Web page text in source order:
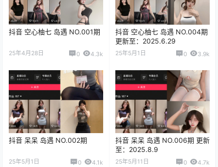
抖音 空心柚七 岛遇 NO.001期
25年4月28日 0 4.3k
抖音 空心柚七 岛遇 NO.004期
更新至：2025.6.29
25年5月1日 0 3.9k
抖音 呆呆 岛遇 NO.002期
25年5月1日 0 4.1k
抖音 呆呆 岛遇 NO.006期 更新
至：2025.8.9
25年5月11日 0 4.7k